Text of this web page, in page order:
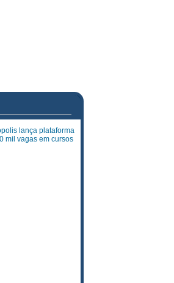
lança plataforma
mil vagas em cursos